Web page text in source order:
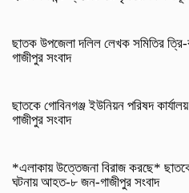
ছাতক উপজেলা দলিল লেখক সমিতির ত্রি-
গাজীপুর সংবাদ
ছাতকে গোবিনগঞ্জ ইউনিয়ন পরিষদ
গাজীপুর সংবাদ
*এলাকায় উত্তেজনা বিরাজ করছে* ছাতকে
ঘটনায় আহত-৮ জন-গাজীপুর সংবাদ